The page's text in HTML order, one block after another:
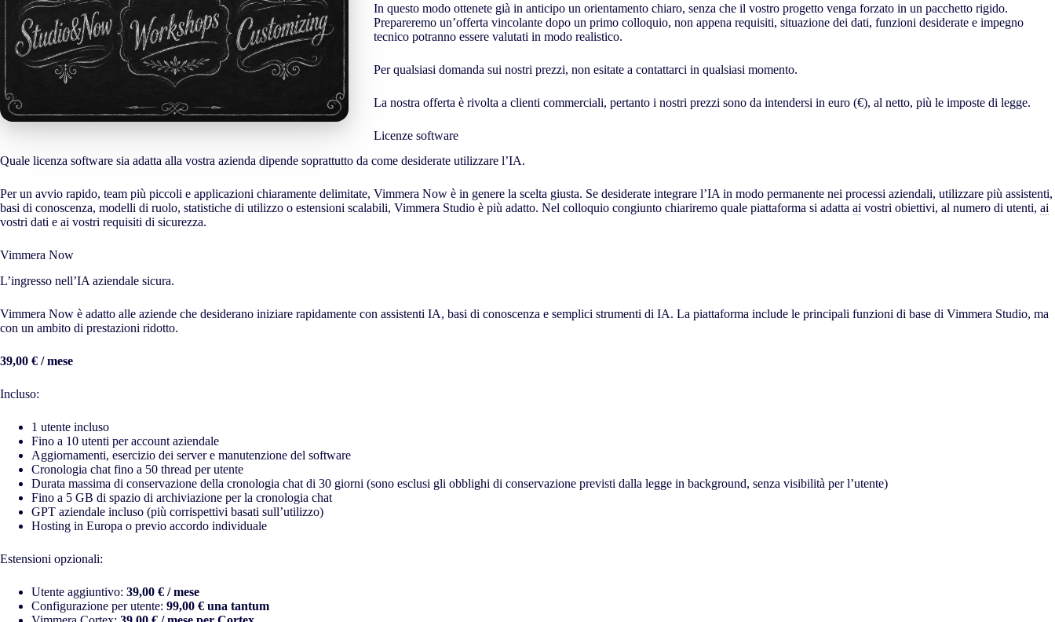
In questo modo ottenete già in anticipo un orientamento chiaro, senza che il vostro progetto venga forzato in un pacchetto rigido.
Prepareremo un’offerta vincolante dopo un primo colloquio, non appena requisiti, situazione dei dati, funzioni desiderate e impegno
tecnico potranno essere valutati in modo realistico.
Per qualsiasi domanda sui nostri prezzi, non esitate a contattarci in qualsiasi momento.
La nostra offerta è rivolta a clienti commerciali, pertanto i nostri prezzi sono da intendersi in euro (€), al netto, più le imposte di legge.
Licenze software
Quale licenza software sia adatta alla vostra azienda dipende soprattutto da come desiderate utilizzare l’IA.
Per un avvio rapido, team più piccoli e applicazioni chiaramente delimitate, Vimmera Now è in genere la scelta giusta. Se desiderate integrare l’IA in modo permanente nei processi aziendali, utilizzare più assistenti,
basi di conoscenza, modelli di ruolo, statistiche di utilizzo o estensioni scalabili, Vimmera Studio è più adatto. Nel colloquio congiunto chiariremo quale piattaforma si adatta ai vostri obiettivi, al numero di utenti, ai
vostri dati e ai vostri requisiti di sicurezza.
Vimmera Now
L’ingresso nell’IA aziendale sicura.
Vimmera Now è adatto alle aziende che desiderano iniziare rapidamente con assistenti IA, basi di conoscenza e semplici strumenti di IA. La piattaforma include le principali funzioni di base di Vimmera Studio, ma
con un ambito di prestazioni ridotto.
39,00 € / mese
Incluso:
1 utente incluso
Fino a 10 utenti per account aziendale
Aggiornamenti, esercizio dei server e manutenzione del software
Cronologia chat fino a 50 thread per utente
Durata massima di conservazione della cronologia chat di 30 giorni (sono esclusi gli obblighi di conservazione previsti dalla legge in background, senza visibilità per l’utente)
Fino a 5 GB di spazio di archiviazione per la cronologia chat
GPT aziendale incluso (più corrispettivi basati sull’utilizzo)
Hosting in Europa o previo accordo individuale
Estensioni opzionali:
Utente aggiuntivo: 39,00 € / mese
Configurazione per utente: 99,00 € una tantum